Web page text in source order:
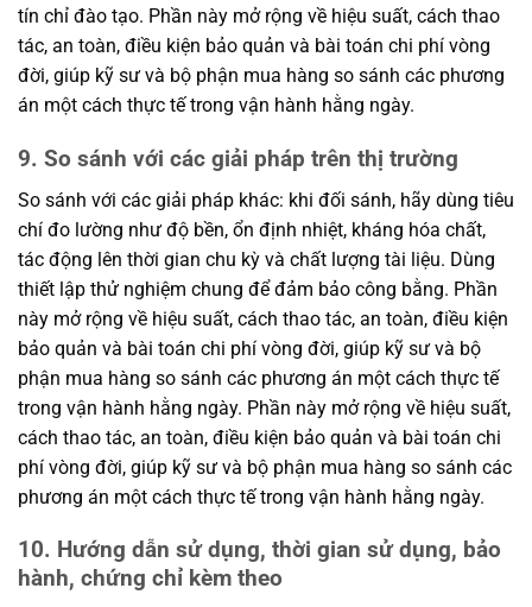
tín chỉ đào tạo. Phần này mở rộng về hiệu suất, cách thao
tác, an toàn, điều kiện bảo quản và bài toán chi phí vòng
đời, giúp kỹ sư và bộ phận mua hàng so sánh các phương
án một cách thực tế trong vận hành hằng ngày.
9. So sánh với các giải pháp trên thị trường
So sánh với các giải pháp khác: khi đối sánh, hãy dùng tiêu
chí đo lường như độ bền, ổn định nhiệt, kháng hóa chất,
tác động lên thời gian chu kỳ và chất lượng tài liệu. Dùng
thiết lập thử nghiệm chung để đảm bảo công bằng. Phần
này mở rộng về hiệu suất, cách thao tác, an toàn, điều kiện
bảo quản và bài toán chi phí vòng đời, giúp kỹ sư và bộ
phận mua hàng so sánh các phương án một cách thực tế
trong vận hành hằng ngày. Phần này mở rộng về hiệu suất,
cách thao tác, an toàn, điều kiện bảo quản và bài toán chi
phí vòng đời, giúp kỹ sư và bộ phận mua hàng so sánh các
phương án một cách thực tế trong vận hành hằng ngày.
10. Hướng dẫn sử dụng, thời gian sử dụng, bảo
hành, chứng chỉ kèm theo